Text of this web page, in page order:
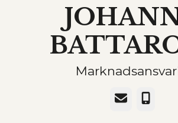
E-postTelefon